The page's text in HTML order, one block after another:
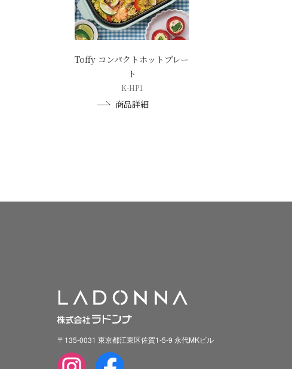
Toffy コンパクトホットプレー
ト
K-HP1
商品詳細
〒135-0031 東京都江東区佐賀1-5-9 永代MKビル